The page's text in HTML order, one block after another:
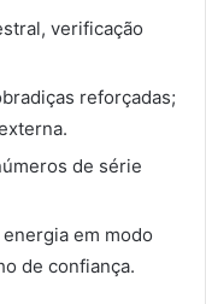
verificação
reforçadas;
de série
energia em modo
de confiança.